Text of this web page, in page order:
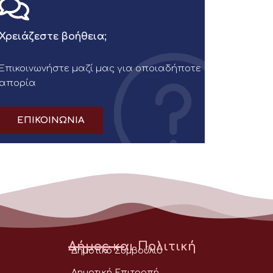
Χρειάζεστε βοήθεια;
Επικοινωνήστε μαζί μας για οποιαδήποτε
απορία
ΕΠΙΚΟΙΝΩΝΙΑ
Δήμος και Πολιτική
Δημοτικό Συμβούλιο